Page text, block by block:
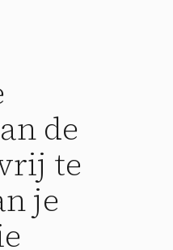
de
te
je